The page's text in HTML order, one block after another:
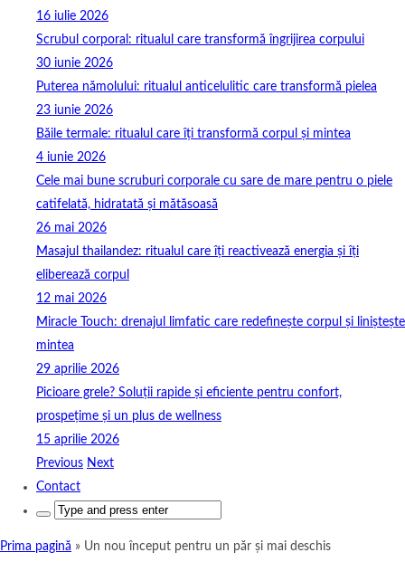
16 iulie 2026
Scrubul corporal: ritualul care transformă îngrijirea corpului
30 iunie 2026
Puterea nămolului: ritualul anticelulitic care transformă pielea
23 iunie 2026
Băile termale: ritualul care îți transformă corpul și mintea
4 iunie 2026
Cele mai bune scruburi corporale cu sare de mare pentru o piele
catifelată, hidratată și mătăsoasă
26 mai 2026
Masajul thailandez: ritualul care îți reactivează energia și îți
eliberează corpul
12 mai 2026
Miracle Touch: drenajul limfatic care redefinește corpul și liniștește
mintea
29 aprilie 2026
Picioare grele? Soluții rapide și eficiente pentru confort,
prospețime și un plus de wellness
15 aprilie 2026
Previous Next
Contact
Search
Prima pagină » Un nou început pentru un păr și mai deschis